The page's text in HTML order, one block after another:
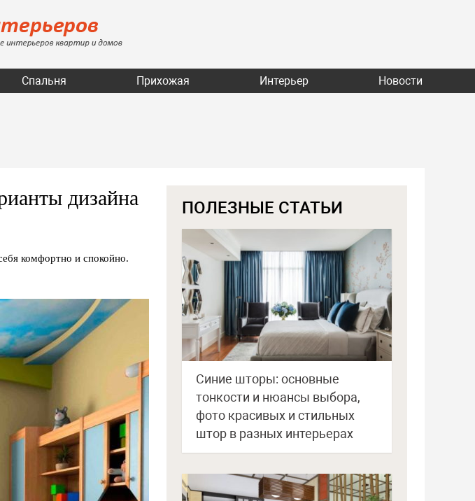
Спальня Прихожая Интерьер Новости
дизайна
комфортно и спокойно.
ПОЛЕЗНЫЕ СТАТЬИ
Синие шторы: основные
тонкости и нюансы выбора,
фото красивых и стильных
штор в разных интерьерах